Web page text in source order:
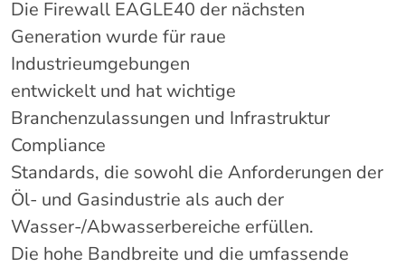
Die Firewall EAGLE40 der nächsten
Generation wurde für raue
Industrieumgebungen
entwickelt und hat wichtige
Branchenzulassungen und Infrastruktur
Compliance
Standards, die sowohl die Anforderungen der
Öl- und Gasindustrie als auch der
Wasser-/Abwasserbereiche erfüllen.
Die hohe Bandbreite und die umfassende